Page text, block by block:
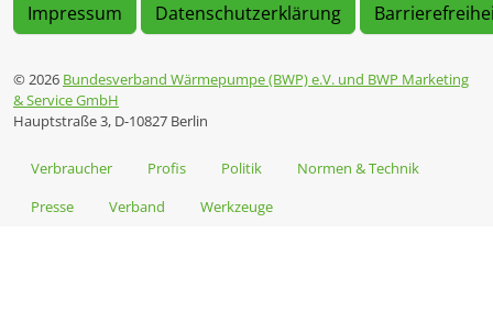
Impressum Datenschutzerklärung
© 2026 Bundesverband Wärmepumpe (BWP) e.V. und BWP Marketing
& Service GmbH
Hauptstraße 3, D-10827 Berlin
Verbraucher Profis Politik
Normen & Technik
Presse
Verband Werkzeuge